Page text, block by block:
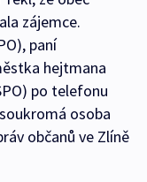
zájemce.
paní
hejtmana
po telefonu
osoba
občanů ve Zlíně